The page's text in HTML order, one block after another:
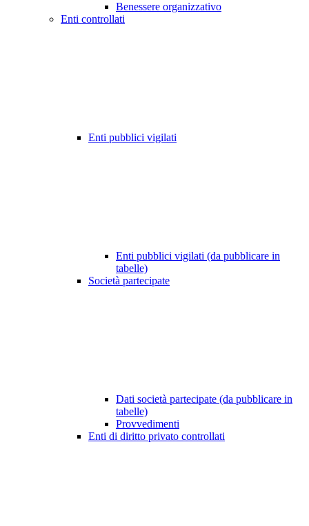
Benessere organizzativo
Enti controllati
Enti pubblici vigilati
Enti pubblici vigilati (da pubblicare in
tabelle)
Società partecipate
Dati società partecipate (da pubblicare in
tabelle)
Provvedimenti
Enti di diritto privato controllati